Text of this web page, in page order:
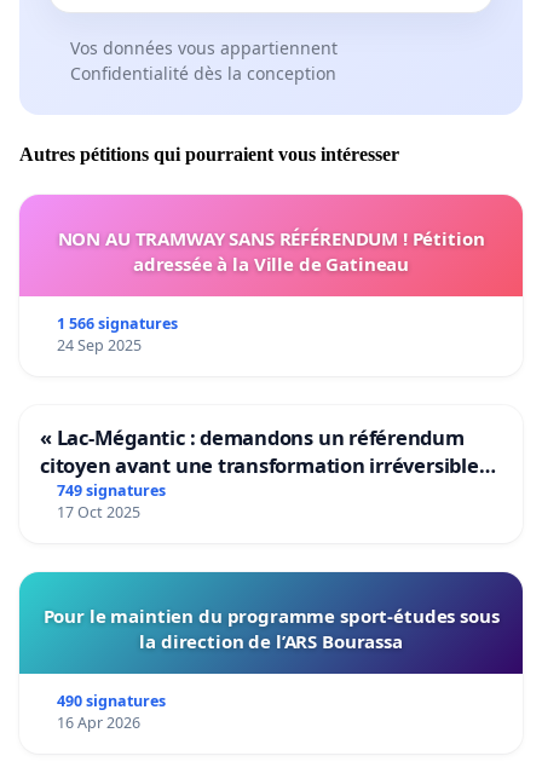
Vos données vous appartiennent
Confidentialité dès la conception
Autres pétitions qui pourraient vous intéresser
NON AU TRAMWAY SANS RÉFÉRENDUM ! Pétition
adressée à la Ville de Gatineau
1 566 signatures
24 Sep 2025
« Lac-Mégantic : demandons un référendum
citoyen avant une transformation irréversible
de notre territoire »
749 signatures
17 Oct 2025
Pour le maintien du programme sport-études sous
la direction de l’ARS Bourassa
490 signatures
16 Apr 2026